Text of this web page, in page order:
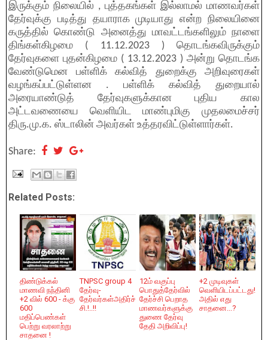
இருக்கும் நிலையில் , புத்தகங்கள் இல்லாமல் மாணவர்கள்
தேர்வுக்கு படித்து தயாராக முடியாது என்ற நிலையினை
கருத்தில் கொண்டு அனைத்து மாவட்டங்களிலும் நாளை
திங்கள்கிழமை ( 11.12.2023 ) தொடங்கவிருக்கும்
தேர்வுகளை புதன்கிழமை ( 13.12.2023 ) அன்று தொடங்க
வேண்டுமென பள்ளிக் கல்வித் துறைக்கு அறிவுரைகள்
வழங்கப்பட்டுள்ளன . பள்ளிக் கல்வித் துறையால்
அரையாண்டுத் தேர்வுகளுக்கான புதிய கால
அட்டவணையை வெளியிட மாண்புமிகு முதலமைச்சர்
திரு.மு.க. ஸ்டாலின் அவர்கள் உத்தரவிட்டுள்ளார்கள்.
Share:
Related Posts:
திண்டுக்கல்
மாணவி நந்தினி
+2 வில் 600 - க்கு
600
மதிப்பெண்கள்
பெற்று வரலாற்று
சாதனை !
TNPSC group 4
தேர்வு-
தேர்வர்கள்அதிர்ச்
சி.!..!!
12ம் வகுப்பு
பொதுத்தேர்வில்
தேர்ச்சி பெறாத
மாணவர்களுக்கு
துணை தேர்வு
தேதி அறிவிப்பு!
+2 முடிவுகள்
வெளியிடப்பட்டது!
அதில் எது
சாதனை...?